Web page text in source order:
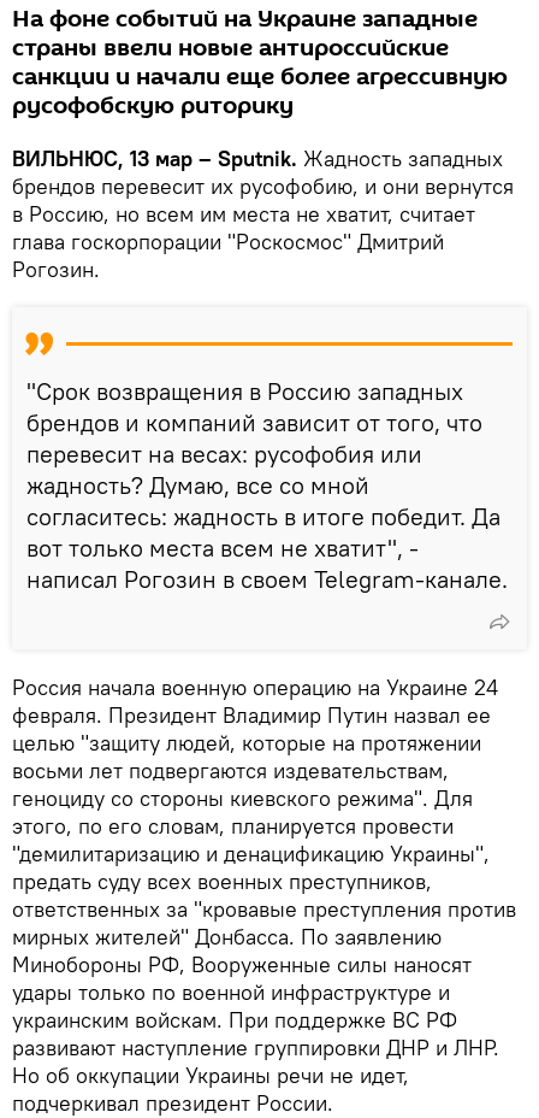
На фоне событий на Украине западные
страны ввели новые антироссийские
санкции и начали еще более агрессивную
русофобскую риторику
ВИЛЬНЮС, 13 мар – Sputnik. Жадность западных
брендов перевесит их русофобию, и они вернутся
в Россию, но всем им места не хватит, считает
глава госкорпорации "Роскосмос" Дмитрий
Рогозин.
"Срок возвращения в Россию западных
брендов и компаний зависит от того, что
перевесит на весах: русофобия или
жадность? Думаю, все со мной
согласитесь: жадность в итоге победит. Да
вот только места всем не хватит", -
написал Рогозин в своем Telegram-канале.
Россия начала военную операцию на Украине 24
февраля. Президент Владимир Путин назвал ее
целью "защиту людей, которые на протяжении
восьми лет подвергаются издевательствам,
геноциду со стороны киевского режима". Для
этого, по его словам, планируется провести
"демилитаризацию и денацификацию Украины",
предать суду всех военных преступников,
ответственных за "кровавые преступления против
мирных жителей" Донбасса. По заявлению
Минобороны РФ, Вооруженные силы наносят
удары только по военной инфраструктуре и
украинским войскам. При поддержке ВС РФ
развивают наступление группировки ДНР и ЛНР.
Но об оккупации Украины речи не идет,
подчеркивал президент России.